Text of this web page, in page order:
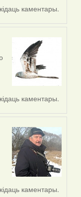
каментары.
каментары.
каментары.